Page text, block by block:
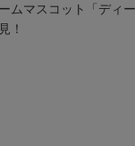
ムマスコット「ディ
！